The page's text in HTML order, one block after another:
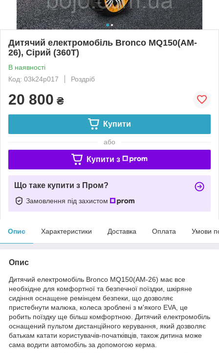
Дитячий електромобіль Bronco MQ150(AM-
26), Сірий (360T)
В наявності
Код: 03k24p017
Роздріб
20 800 ₴
Купити
або
Купити з
Що таке купити з Пром?
Замовлення під захистом
Опис Характеристики Доставка Оплата Умови
Опис
Дитячий електромобіль Bronco MQ150(AM-26) має все
необхідне для комфортної та безпечної поїздки, шкіряне
сидіння оснащене ремінцем безпеки, що дозволяє
пристебнути малюка, колеса зроблені з м'якого EVA, це
робить поїздку ще більш комфортною. Дитячий електромобіль
оснащений пультом дистанційного керування, який дозволяє
батькам катати користувачів-початківців, також дитина може
сама водити автомобіль за допомогою керма.